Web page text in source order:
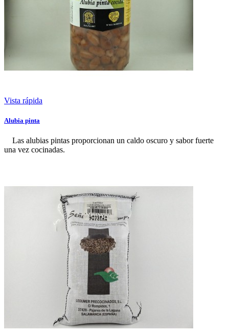
Vista rápida
Alubia pinta
Las alubias pintas proporcionan un caldo oscuro y sabor fuerte
una vez cocinadas.